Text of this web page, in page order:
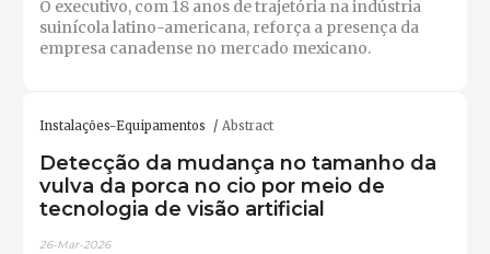
O executivo, com 18 anos de trajetória na indústria
suinícola latino-americana, reforça a presença da
empresa canadense no mercado mexicano.
Instalações-Equipamentos Abstract
Detecção da mudança no tamanho da
vulva da porca no cio por meio de
tecnologia de visão artificial
26-Mar-2026